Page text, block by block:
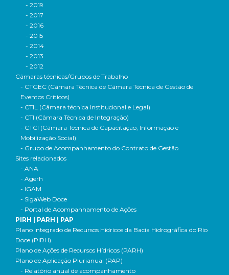
- 2019
- 2017
- 2016
- 2015
- 2014
- 2013
- 2012
Câmaras técnicas/Grupos de Trabalho
- CTGEC (Câmara Técnica de Câmara Técnica de Gestão de
Eventos Críticos)
- CTIL (Câmara técnica Institucional e Legal)
- CTI (Câmara Técnica de Integração)
- CTCI (Câmara Técnica de Capacitação, Informação e
Mobilização Social)
- Grupo de Acompanhamento do Contrato de Gestão
Sites relacionados
- ANA
- Agerh
- IGAM
- SigaWeb Doce
- Portal de Acompanhamento de Ações
PIRH | PARH | PAP
Plano Integrado de Recursos Hídricos da Bacia Hidrográfica do Rio
Doce (PIRH)
Plano de Ações de Recursos Hídricos (PARH)
Plano de Aplicação Plurianual (PAP)
- Relatório anual de acompanhamento